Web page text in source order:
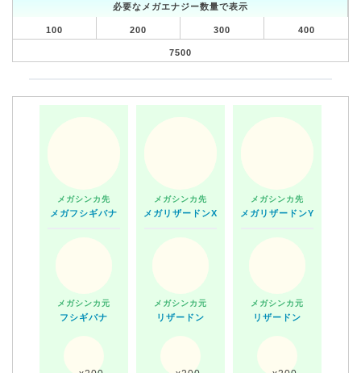
必要なメガエナジー数量で表示
100 200 300 400
7500
メガシンカ先
メガフシギバナ
メガシンカ元
フシギバナ
メガシンカ先
メガリザードンX
メガシンカ元
リザードン
メガシンカ先
メガリザードンY
メガシンカ元
リザードン